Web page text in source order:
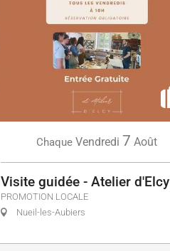
Chaque Vendredi 7 Août
Visite guidée - Atelier d'Elcy
PROMOTION LOCALE
Nueil-les-Aubiers